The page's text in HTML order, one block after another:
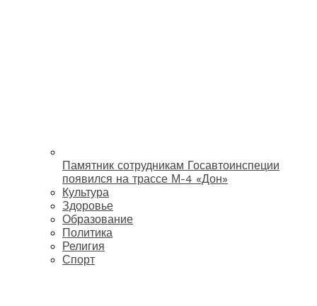
Памятник сотрудникам Госавтоинспеции
появился на трассе М-4 «Дон»
Культура
Здоровье
Образование
Политика
Религия
Спорт